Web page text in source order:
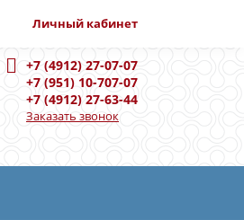
Личный кабинет
+7 (4912) 27-07-07
+7 (951) 10-707-07
+7 (4912) 27-63-44
Заказать звонок